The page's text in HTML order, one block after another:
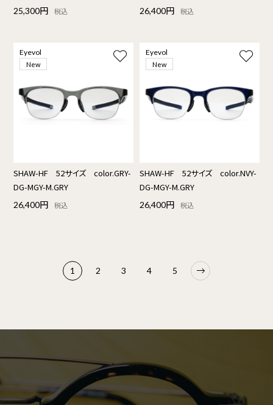
25,300円 税込 26,400円 税込
Eyevol
New
SHAW-HF 52サイズ color.GRY-
DG-MGY-M.GRY
26,400円 税込
Eyevol
New
SHAW-HF 52サイズ color.NVY-
DG-MGY-M.GRY
26,400円 税込
1 2 3 4 5